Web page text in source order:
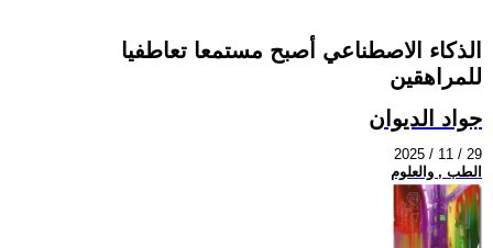
الذكاء الاصطناعي أصبح مستمعا تعاطفيا
للمراهقين
جواد الديوان
2025 / 11 / 29
الطب , والعلوم